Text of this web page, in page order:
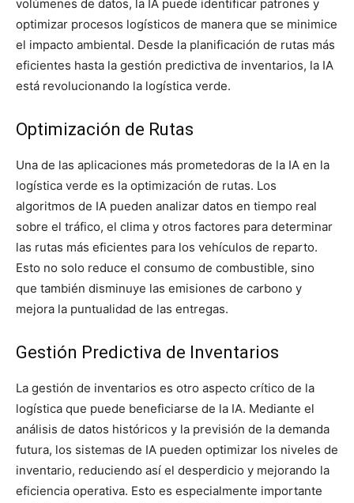
volúmenes de datos, la IA puede identificar patrones y
optimizar procesos logísticos de manera que se minimice
el impacto ambiental. Desde la planificación de rutas más
eficientes hasta la gestión predictiva de inventarios, la IA
está revolucionando la logística verde.
Optimización de Rutas
Una de las aplicaciones más prometedoras de la IA en la
logística verde es la optimización de rutas. Los
algoritmos de IA pueden analizar datos en tiempo real
sobre el tráfico, el clima y otros factores para determinar
las rutas más eficientes para los vehículos de reparto.
Esto no solo reduce el consumo de combustible, sino
que también disminuye las emisiones de carbono y
mejora la puntualidad de las entregas.
Gestión Predictiva de Inventarios
La gestión de inventarios es otro aspecto crítico de la
logística que puede beneficiarse de la IA. Mediante el
análisis de datos históricos y la previsión de la demanda
futura, los sistemas de IA pueden optimizar los niveles de
inventario, reduciendo así el desperdicio y mejorando la
eficiencia operativa. Esto es especialmente importante